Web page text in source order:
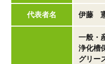
代表者名 伊藤
一般・
浄化槽
グリー